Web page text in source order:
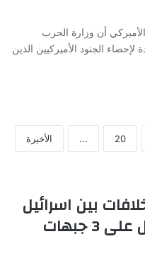
أن وزارة الحرب
لإحصاء الجنود الأميركيين الذين
20
... الأخيرة
خلافات بين اسرائيل
واميركا بشأن انهاء القتال على 3 جبهات